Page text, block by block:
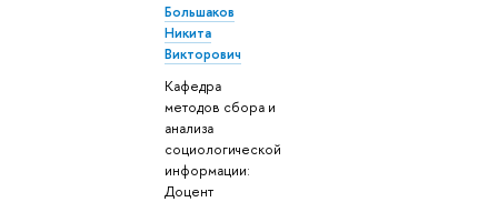
Большаков
Никита
Викторович
Кафедра
методов сбора и
анализа
социологической
информации:
Доцент